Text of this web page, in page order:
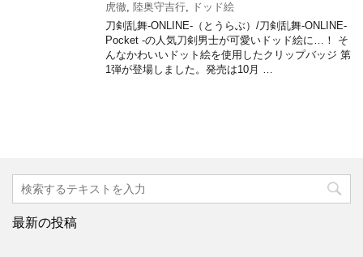
虎徹, 陸奥守吉行, ドッド絵
刀剣乱舞-ONLINE-（とうらぶ）/刀剣乱舞-ONLINE-
Pocket -の人気刀剣男士が可愛いドッド絵に…！ そ
んなかわいいドット絵を使用したクリップバッジ 第
1弾が登場しました。発売は10月 …
最新の投稿